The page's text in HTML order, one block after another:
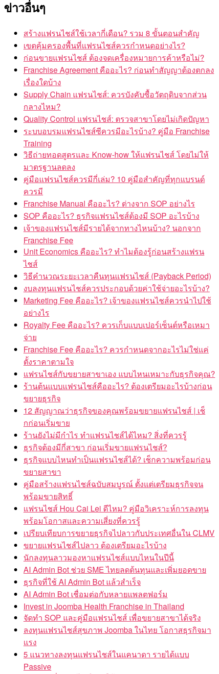
ข่าวอื่นๆ
สร้างแฟรนไชส์ใช้เวลากี่เดือน? รวม 8 ขั้นตอนสำคัญ
เขตคุ้มครองพื้นที่แฟรนไชส์ควรกำหนดอย่างไร?
ก่อนขายแฟรนไชส์ ต้องจดเครื่องหมายการค้าหรือไม่?
Franchise Agreement คืออะไร? ก่อนทำสัญญาต้องตกลง
เรื่องใดบ้าง
Supply Chain แฟรนไชส์: ควรบังคับซื้อวัตถุดิบจากส่วน
กลางไหม?
Quality Control แฟรนไชส์: ตรวจสาขาโดยไม่เกิดปัญหา
ระบบอบรมแฟรนไชส์ซีควรมีอะไรบ้าง? คู่มือ Franchise
Training
วิธีถ่ายทอดสูตรและ Know-how ให้แฟรนไชส์ โดยไม่ให้
มาตรฐานลดลง
คู่มือแฟรนไชส์ควรมีกี่เล่ม? 10 คู่มือสำคัญที่ทุกแบรนด์
ควรมี
Franchise Manual คืออะไร? ต่างจาก SOP อย่างไร
SOP คืออะไร? ธุรกิจแฟรนไชส์ต้องมี SOP อะไรบ้าง
เจ้าของแฟรนไชส์มีรายได้จากทางไหนบ้าง? นอกจาก
Franchise Fee
Unit Economics คืออะไร? ทำไมต้องรู้ก่อนสร้างแฟรน
ไชส์
วิธีคำนวณระยะเวลาคืนทุนแฟรนไชส์ (Payback Period)
งบลงทุนแฟรนไชส์ควรประกอบด้วยค่าใช้จ่ายอะไรบ้าง?
Marketing Fee คืออะไร? เจ้าของแฟรนไชส์ควรนำไปใช้
อย่างไร
Royalty Fee คืออะไร? ควรเก็บแบบเปอร์เซ็นต์หรือเหมา
จ่าย
Franchise Fee คืออะไร? ควรกำหนดจากอะไรไม่ใช่แค่
ตั้งราคาตามใจ
แฟรนไชส์กับขยายสาขาเอง แบบไหนเหมาะกับธุรกิจคุณ?
ร้านต้นแบบแฟรนไชส์คืออะไร? ต้องเตรียมอะไรบ้างก่อน
ขยายธุรกิจ
12 สัญญาณว่าธุรกิจของคุณพร้อมขยายแฟรนไชส์ | เช็
กก่อนเริ่มขาย
ร้านยังไม่มีกำไร ทำแฟรนไชส์ได้ไหม? สิ่งที่ควรรู้
ธุรกิจต้องมีกี่สาขา ก่อนเริ่มขายแฟรนไชส์?
ธุรกิจแบบไหนทำเป็นแฟรนไชส์ได้? เช็กความพร้อมก่อน
ขยายสาขา
คู่มือสร้างแฟรนไชส์ฉบับสมบูรณ์ ตั้งแต่เตรียมธุรกิจจน
พร้อมขายสิทธิ์
แฟรนไชส์ Hou Cai Lei ดีไหม? คู่มือวิเคราะห์การลงทุน
พร้อมโอกาสและความเสี่ยงที่ควรรู้
เปรียบเทียบการขยายธุรกิจไปลาวกับประเทศอื่นใน CLMV
ขยายแฟรนไชส์ไปลาว ต้องเตรียมอะไรบ้าง
นักลงทุนลาวมองหาแฟรนไชส์แบบไหนในปีนี้
AI Admin Bot ช่วย SME ไทยลดต้นทุนและเพิ่มยอดขาย
ธุรกิจที่ใช้ AI Admin Bot แล้วสำเร็จ
AI Admin Bot เชื่อมต่อกับหลายแพลตฟอร์ม
Invest in Joomba Health Franchise in Thailand
จัดทำ SOP และคู่มือแฟรนไชส์ เพื่อขยายสาขาได้จริง
ลงทุนแฟรนไชส์สุขภาพ Joomba ในไทย โอกาสธุรกิจมา
แรง
5 แนวทางลงทุนแฟรนไชส์ในแคนาดา รายได้แบบ
Passive